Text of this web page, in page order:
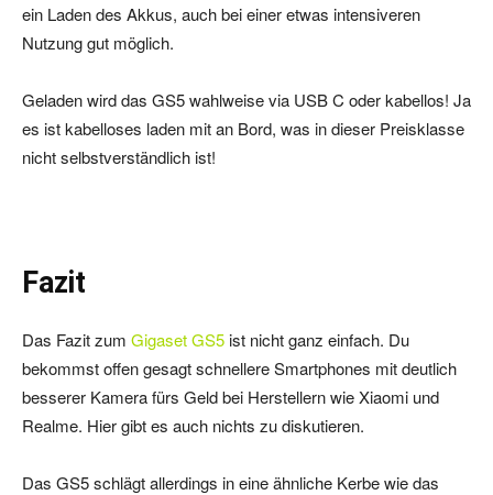
ein Laden des Akkus, auch bei einer etwas intensiveren
Nutzung gut möglich.
Geladen wird das GS5 wahlweise via USB C oder kabellos! Ja
es ist kabelloses laden mit an Bord, was in dieser Preisklasse
nicht selbstverständlich ist!
Fazit
Das Fazit zum Gigaset GS5ist nicht ganz einfach. Du
bekommst offen gesagt schnellere Smartphones mit deutlich
besserer Kamera fürs Geld bei Herstellern wie Xiaomi und
Realme. Hier gibt es auch nichts zu diskutieren.
Das GS5 schlägt allerdings in eine ähnliche Kerbe wie das